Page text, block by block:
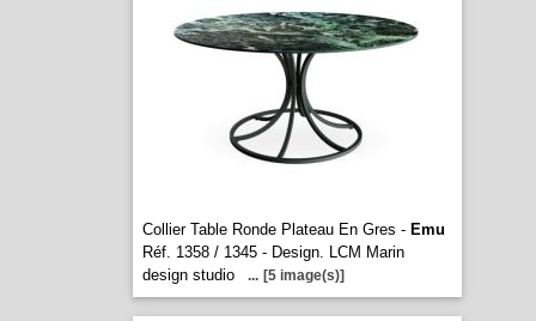
Collier Table Ronde Plateau En Gres - Emu
Réf. 1358 / 1345 - Design. LCM Marin
design studio
... [5 image(s)]